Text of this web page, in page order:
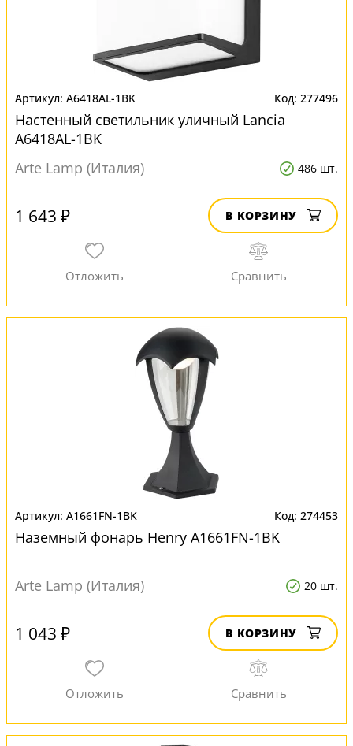
A6418AL-1BK 277496
Настенный светильник уличный Lancia
A6418AL-1BK
Arte Lamp (Италия)
486 шт.
1 643 ₽ В КОРЗИНУ
A1661FN-1BK 274453
Наземный фонарь Henry A1661FN-1BK
Arte Lamp (Италия) 20 шт.
1 043 ₽ В КОРЗИНУ